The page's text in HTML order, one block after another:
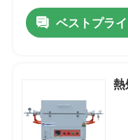
ベストプラ
熱